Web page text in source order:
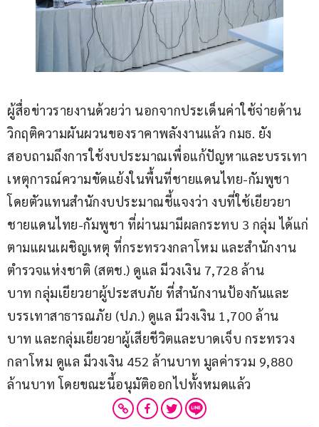
ผู้สื่อข่าวรายงานด้วยว่า นอกจากประเด็นค่าใช้จ่ายด้าน
วิกฤติความผันผวนของราคาพลังงานแล้ว กมธ. ยัง
สอบถามถึงการใช้งบประมาณเพื่อแก้ปัญหาและบรรเทา
เหตุการณ์ความขัดแย้งในพื้นที่ชายแดนไทย-กัมพูชา
โดยตัวแทนสำนักงบประมาณชี้แจงว่า งบที่ใช้เยียวยา
ชายแดนไทย-กัมพูชา ที่ผ่านมามีผลกระทบ 3 กลุ่ม ได้แก่
ตามแผนเผชิญเหตุ ที่กระทรวงกลาโหม และสำนักงาน
ตำรวจแห่งชาติ (สตช.) ดูแล มีวงเงิน 7,728 ล้าน
บาท กลุ่มเยียวยาผู้ประสบภัย ที่สำนักงานป้องกันและ
บรรเทาสาธารณภัย (ปภ.) ดูแล มีวงเงิน 1,700 ล้าน
บาท และกลุ่มเยียวยาผู้เสียชีวิตและบาดเจ็บ กระทรวง
กลาโหม ดูแล มีวงเงิน 452 ล้านบาท มูลค่ารวม 9,880
ล้านบาท โดยขณะนี้อนุมัติออกไปทั้งหมดแล้ว